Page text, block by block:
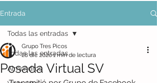
Entrada
Todas las entradas
Almendros
Todas las entradas
Posada Virtual SV
Grupo Tres Picos
28 dic 20201 min de lectura